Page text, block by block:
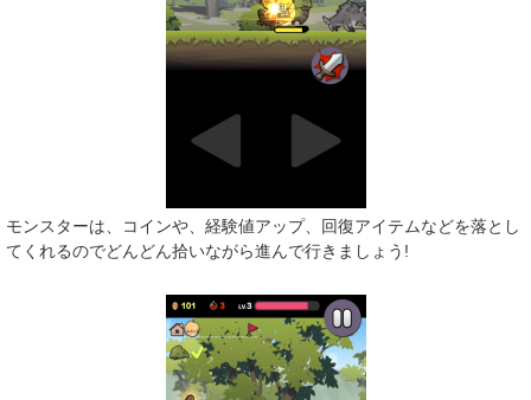
モンスターは、コインや、経験値アップ、回復アイテムなどを落とし
てくれるのでどんどん拾いながら進んで行きましょう!